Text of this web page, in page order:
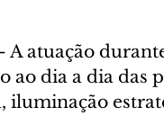
A atuação
ao dia a dia das
iluminação